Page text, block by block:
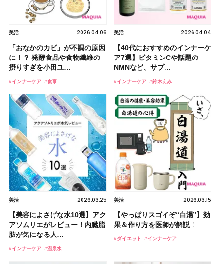
美活 2026.04.06
「おなかのカビ」が不調の原因
に！？ 発酵食品や食物繊維の
摂りすぎを小田ユ…
#インナーケア #食事
美活 2026.04.04
【40代におすすめのインナーケ
ア7選】ビタミンCや話題の
NMNなど、サプ…
#インナーケア #鈴木えみ
美活 2026.03.25
【美容によさげな水10選】アク
アソムリエがレビュー！内臓脂
肪が気になる人…
#インナーケア #温泉水
美活 2026.03.15
【やっぱりスゴイぞ“白湯”】効
果＆作り方を医師が解説！
#ダイエット #インナーケア